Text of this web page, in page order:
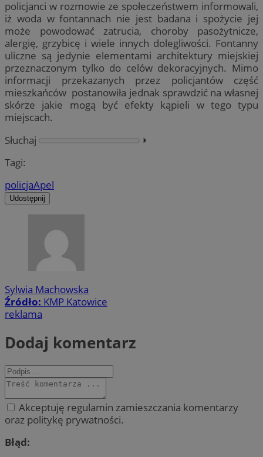
policjanci w rozmowie ze społeczeństwem informowali,
iż woda w fontannach nie jest badana i spożycie jej
może powodować zatrucia, choroby pasożytnicze,
alergię, grzybicę i wiele innych dolegliwości. Fontanny
uliczne są jedynie elementami architektury miejskiej
przeznaczonym tylko do celów dekoracyjnych. Mimo
informacji przekazanych przez policjantów część
mieszkańców postanowiła jednak sprawdzić na własnej
skórze jakie mogą być efekty kąpieli w tego typu
miejscach.
Słuchaj
⏵︎
Tagi:
policjaApel
Udostępnij
Sylwia Machowska
Źródło: KMP Katowice
reklama
Dodaj komentarz
Akceptuję regulamin zamieszczania komentarzy
oraz politykę prywatności.
Błąd: